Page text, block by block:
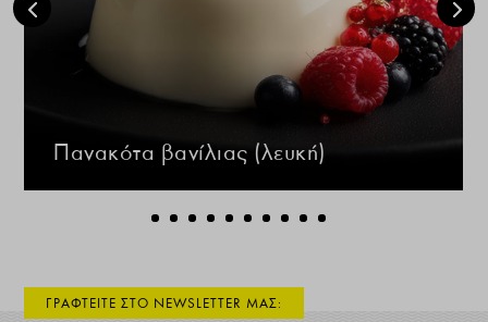
Πανακότα βανίλιας (λευκή)
ΓΡΑΦΤΕΙΤΕ ΣΤΟ NEWSLETTER ΜΑΣ: